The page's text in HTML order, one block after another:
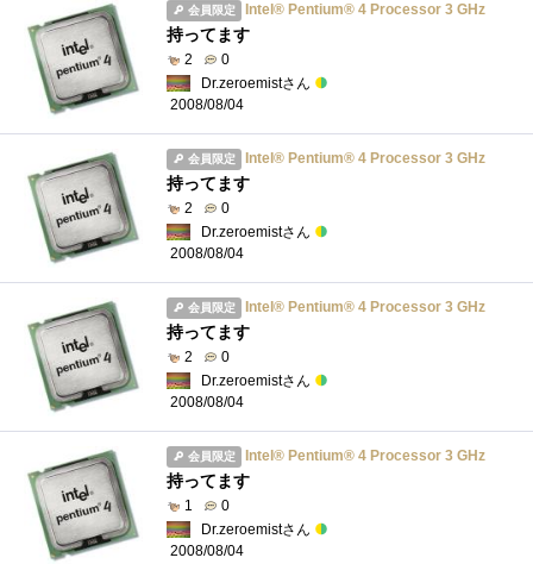
会員限定 Intel® Pentium® 4 Processor 3 GHz
持ってます
2
0
Dr.zeroemistさん
2008/08/04
会員限定 Intel® Pentium® 4 Processor 3 GHz
持ってます
2
0
Dr.zeroemistさん
2008/08/04
会員限定 Intel® Pentium® 4 Processor 3 GHz
持ってます
2
0
Dr.zeroemistさん
2008/08/04
会員限定 Intel® Pentium® 4 Processor 3 GHz
持ってます
1
0
Dr.zeroemistさん
2008/08/04